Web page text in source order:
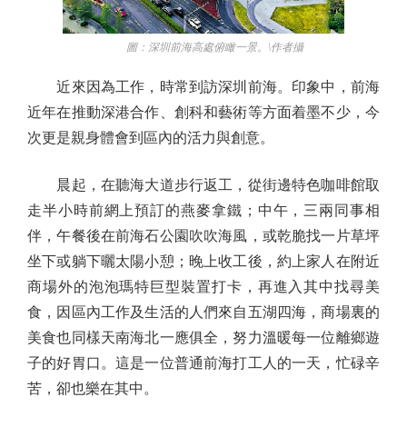
圖：深圳前海高處俯瞰一景。\作者攝
近來因為工作，時常到訪深圳前海。印象中，前海
近年在推動深港合作、創科和藝術等方面着墨不少，今
次更是親身體會到區內的活力與創意。
晨起，在聽海大道步行返工，從街邊特色咖啡館取
走半小時前網上預訂的燕麥拿鐵；中午，三兩同事相
伴，午餐後在前海石公園吹吹海風，或乾脆找一片草坪
坐下或躺下曬太陽小憩；晚上收工後，約上家人在附近
商場外的泡泡瑪特巨型裝置打卡，再進入其中找尋美
食，因區內工作及生活的人們來自五湖四海，商場裏的
美食也同樣天南海北一應俱全，努力溫暖每一位離鄉遊
子的好胃口。這是一位普通前海打工人的一天，忙碌辛
苦，卻也樂在其中。